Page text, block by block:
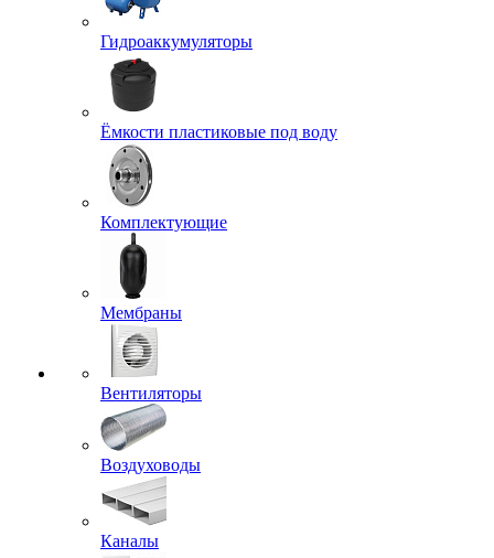
Гидроаккумуляторы
Ёмкости пластиковые под воду
Комплектующие
Мембраны
Вентиляторы
Воздуховоды
Каналы